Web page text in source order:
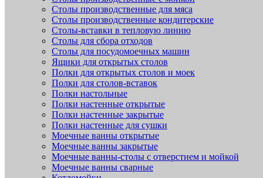
Столы производственные для мяса
Столы производственные кондитерские
Столы-вставки в тепловую линию
Столы для сбора отходов
Столы для посудомоечных машин
Ящики для открытых столов
Полки для открытых столов и моек
Полки для столов-вставок
Полки настольные
Полки настенные открытые
Полки настенные закрытые
Полки настенные для сушки
Моечные ванны открытые
Моечные ванны закрытые
Моечные ванны-столы с отверстием и мойкой
Моечные ванны сварные